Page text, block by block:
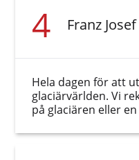
4 Franz
Hela dagen för att
glaciärvärlden. Vi
på glaciären eller